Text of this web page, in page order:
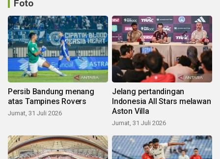
Foto
Persib Bandung menang
atas Tampines Rovers
Jumat, 31 Juli 2026
Jelang pertandingan
Indonesia All Stars melawan
Aston Villa
Jumat, 31 Juli 2026